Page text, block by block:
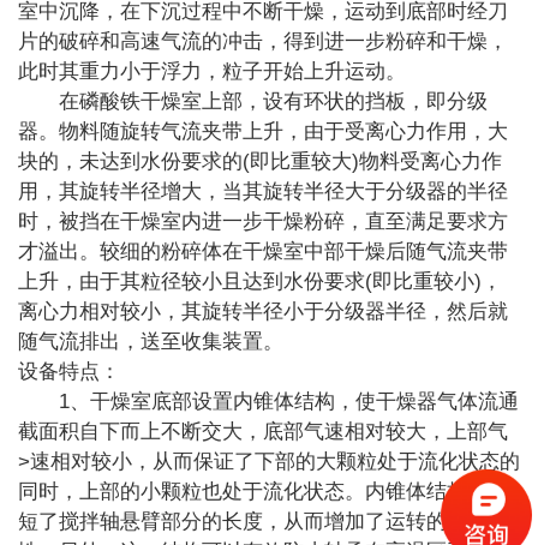
室中沉降，在下沉过程中不断干燥，运动到底部时经刀
片的破碎和高速气流的冲击，得到进一步粉碎和干燥，
此时其重力小于浮力，粒子开始上升运动。
在磷酸铁干燥室上部，设有环状的挡板，即分级
器。物料随旋转气流夹带上升，由于受离心力作用，大
块的，未达到水份要求的(即比重较大)物料受离心力作
用，其旋转半径增大，当其旋转半径大于分级器的半径
时，被挡在干燥室内进一步干燥粉碎，直至满足要求方
才溢出。较细的粉碎体在干燥室中部干燥后随气流夹带
上升，由于其粒径较小且达到水份要求(即比重较小) ，
离心力相对较小，其旋转半径小于分级器半径，然后就
随气流排出，送至收集装置。
设备特点：
1、干燥室底部设置内锥体结构，使干燥器气体流通
截面积自下而上不断交大，底部气速相对较大，上部气
>速相对较小，从而保证了下部的大颗粒处于流化状态的
同时，上部的小颗粒也处于流化状态。内锥体结构还缩
短了搅拌轴悬臂部分的长度，从而增加了运转的可靠